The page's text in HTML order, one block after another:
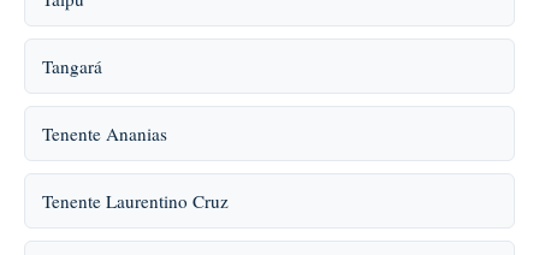
Tangará
Tenente Ananias
Tenente Laurentino Cruz